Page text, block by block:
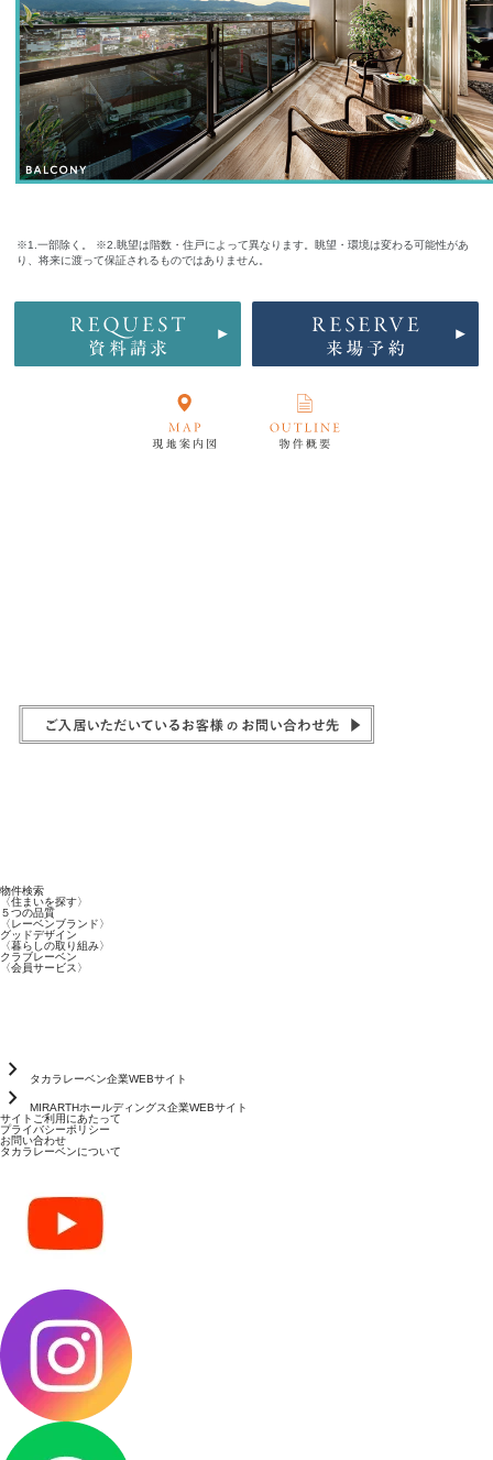
※1.一部除く。 ※2.眺望は階数・住戸によって異なります。眺望・環境は変わる可能性があ
り、将来に渡って保証されるものではありません。
物件検索
〈住まいを探す〉
５つの品質
〈レーベンブランド〉
グッドデザイン
〈暮らしの取り組み〉
クラブレーベン
〈会員サービス〉
chevron_right タカラレーベン企業WEBサイト
chevron_right
MIRARTHホールディングス企業WEBサイト
サイトご利用にあたって
プライバシーポリシー
お問い合わせ
タカラレーベンについて